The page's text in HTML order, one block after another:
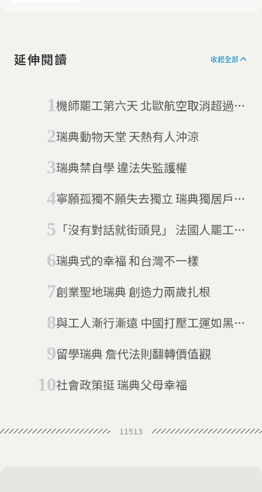
客觀中立，有助於豐富國人國
延伸閱讀 收起全部
機師罷工第六天 北歐航空取消超過
瑞典動物天堂 天熱有人沖涼
瑞典禁自學 違法失監護權
寧願孤獨不願失去獨立 瑞典獨居戶近
「沒有對話就街頭見」 法國人罷工抗
瑞典式的幸福 和台灣不一樣
創業聖地瑞典 創造力兩歲扎根
與工人漸行漸遠 中國打壓工運如黑色
留學瑞典 詹代法則翻轉價值觀
社會政策挺 瑞典父母幸福
11513